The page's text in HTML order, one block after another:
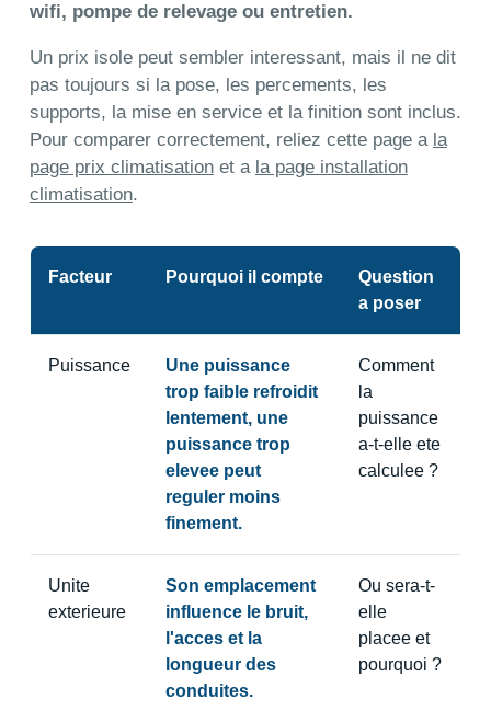
wifi, pompe de relevage ou entretien.
Un prix isole peut sembler interessant, mais il ne dit
pas toujours si la pose, les percements, les
supports, la mise en service et la finition sont inclus.
Pour comparer correctement, reliez cette page a la
page prix climatisationet a la page installation
climatisation.
Facteur Pourquoi il compte
Question
a poser
Puissance
Une puissance
trop faible refroidit
lentement, une
puissance trop
elevee peut
reguler moins
finement.
Comment
la
puissance
a-t-elle ete
calculee ?
Unite
exterieure
Son emplacement
influence le bruit,
l'acces et la
longueur des
conduites.
Ou sera-t-
elle
placee et
pourquoi ?